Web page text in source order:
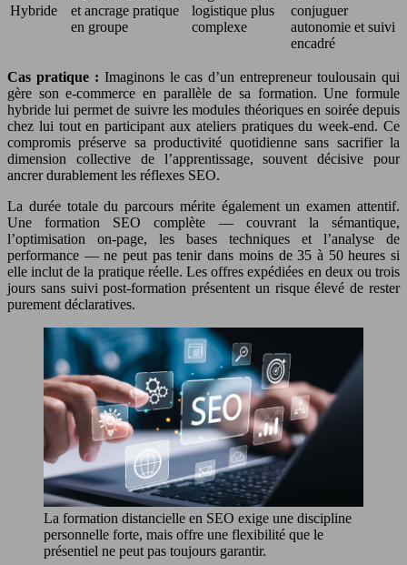
Hybride
et ancrage pratique
en groupe
logistique plus
complexe
conjuguer
autonomie et suivi
encadré
Cas pratique : Imaginons le cas d’un entrepreneur toulousain qui
gère son e-commerce en parallèle de sa formation. Une formule
hybride lui permet de suivre les modules théoriques en soirée depuis
chez lui tout en participant aux ateliers pratiques du week-end. Ce
compromis préserve sa productivité quotidienne sans sacrifier la
dimension collective de l’apprentissage, souvent décisive pour
ancrer durablement les réflexes SEO.
La durée totale du parcours mérite également un examen attentif.
Une formation SEO complète — couvrant la sémantique,
l’optimisation on-page, les bases techniques et l’analyse de
performance — ne peut pas tenir dans moins de 35 à 50 heures si
elle inclut de la pratique réelle. Les offres expédiées en deux ou trois
jours sans suivi post-formation présentent un risque élevé de rester
purement déclaratives.
La formation distancielle en SEO exige une discipline
personnelle forte, mais offre une flexibilité que le
présentiel ne peut pas toujours garantir.